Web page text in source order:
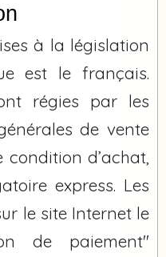
à la législation
est le français.
régies par les
de vente
d’achat,
express. Les
le site Internet le
de paiement"